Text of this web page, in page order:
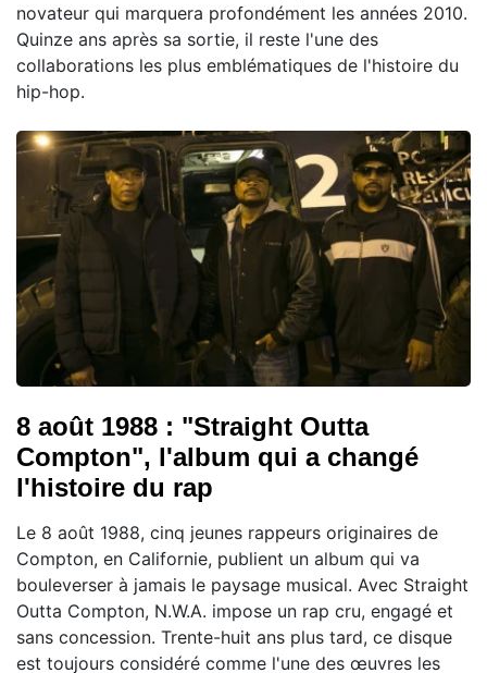
novateur qui marquera profondément les années 2010.
Quinze ans après sa sortie, il reste l'une des
collaborations les plus emblématiques de l'histoire du
hip-hop.
8 août 1988 : "Straight Outta
Compton", l'album qui a changé
l'histoire du rap
Le 8 août 1988, cinq jeunes rappeurs originaires de
Compton, en Californie, publient un album qui va
bouleverser à jamais le paysage musical. Avec Straight
Outta Compton, N.W.A. impose un rap cru, engagé et
sans concession. Trente-huit ans plus tard, ce disque
est toujours considéré comme l'une des œuvres les